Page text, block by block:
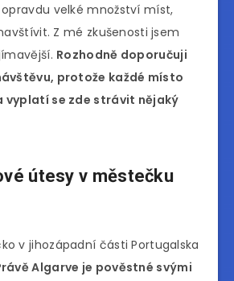
velké množství míst,
Z mé zkušenosti jsem
Rozhodně doporučuji
protože každé místo
vyplatí se zde strávit nějaký
útesy v městečku
v jihozápadní části Portugalska
Algarve je pověstné svými